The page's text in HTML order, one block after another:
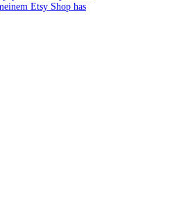
Etsy Shop has